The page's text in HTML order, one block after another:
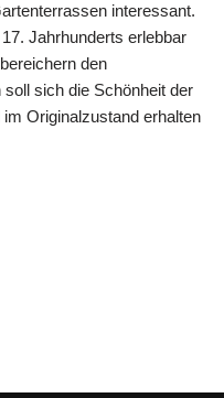
interessant.
Jahrhunderts erlebbar
den
sich die Schönheit der
Originalzustand erhalten